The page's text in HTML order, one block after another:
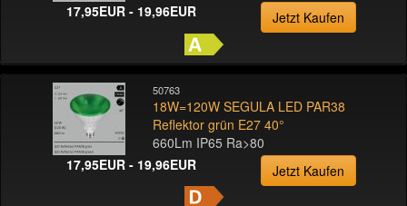
17,95EUR - 19,96EUR
Jetzt Kaufen
50763
18W=120W SEGULA LED PAR38
Reflektor grün E27 40°
660Lm IP65 Ra>80
17,95EUR - 19,96EUR
Jetzt Kaufen